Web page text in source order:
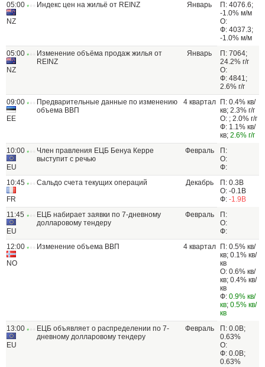
05:00
NZ
Индекс цен на жильё от REINZ Январь
П: 4076.6;
-1.0% м/м
О:
Ф: 4037.3;
-1.0% м/м
05:00
NZ
Изменение объёма продаж жилья от
REINZ
Январь
П: 7064;
24.2% г/г
О:
Ф: 4841;
2.6% г/г
09:00
EE
Предварительные данные по изменению
объема ВВП
4 квартал
П: 0.4% кв/
кв; 2.3% г/г
О: ; 2.0% г/г
Ф: 1.1% кв/
кв; 2.6% г/г
10:00
EU
Член правления ЕЦБ Бенуа Керре
выступит с речью
Февраль
П:
О:
Ф:
10:45
FR
Сальдо счета текущих операций Декабрь
П: 0.3B
О: -0.1B
Ф: -1.9B
11:45
EU
ЕЦБ набирает заявки по 7-дневному
долларовому тендеру
Февраль
П:
О:
Ф:
12:00
NO
Изменение объема ВВП 4 квартал
П: 0.5% кв/
кв; 0.1% кв/
кв
О: 0.6% кв/
кв; 0.4% кв/
кв
Ф: 0.9% кв/
кв; 0.5% кв/
кв
13:00
EU
ЕЦБ объявляет о распределении по 7-
дневному долларовому тендеру
Февраль
П: 0.0B;
0.63%
О:
Ф: 0.0B;
0.63%